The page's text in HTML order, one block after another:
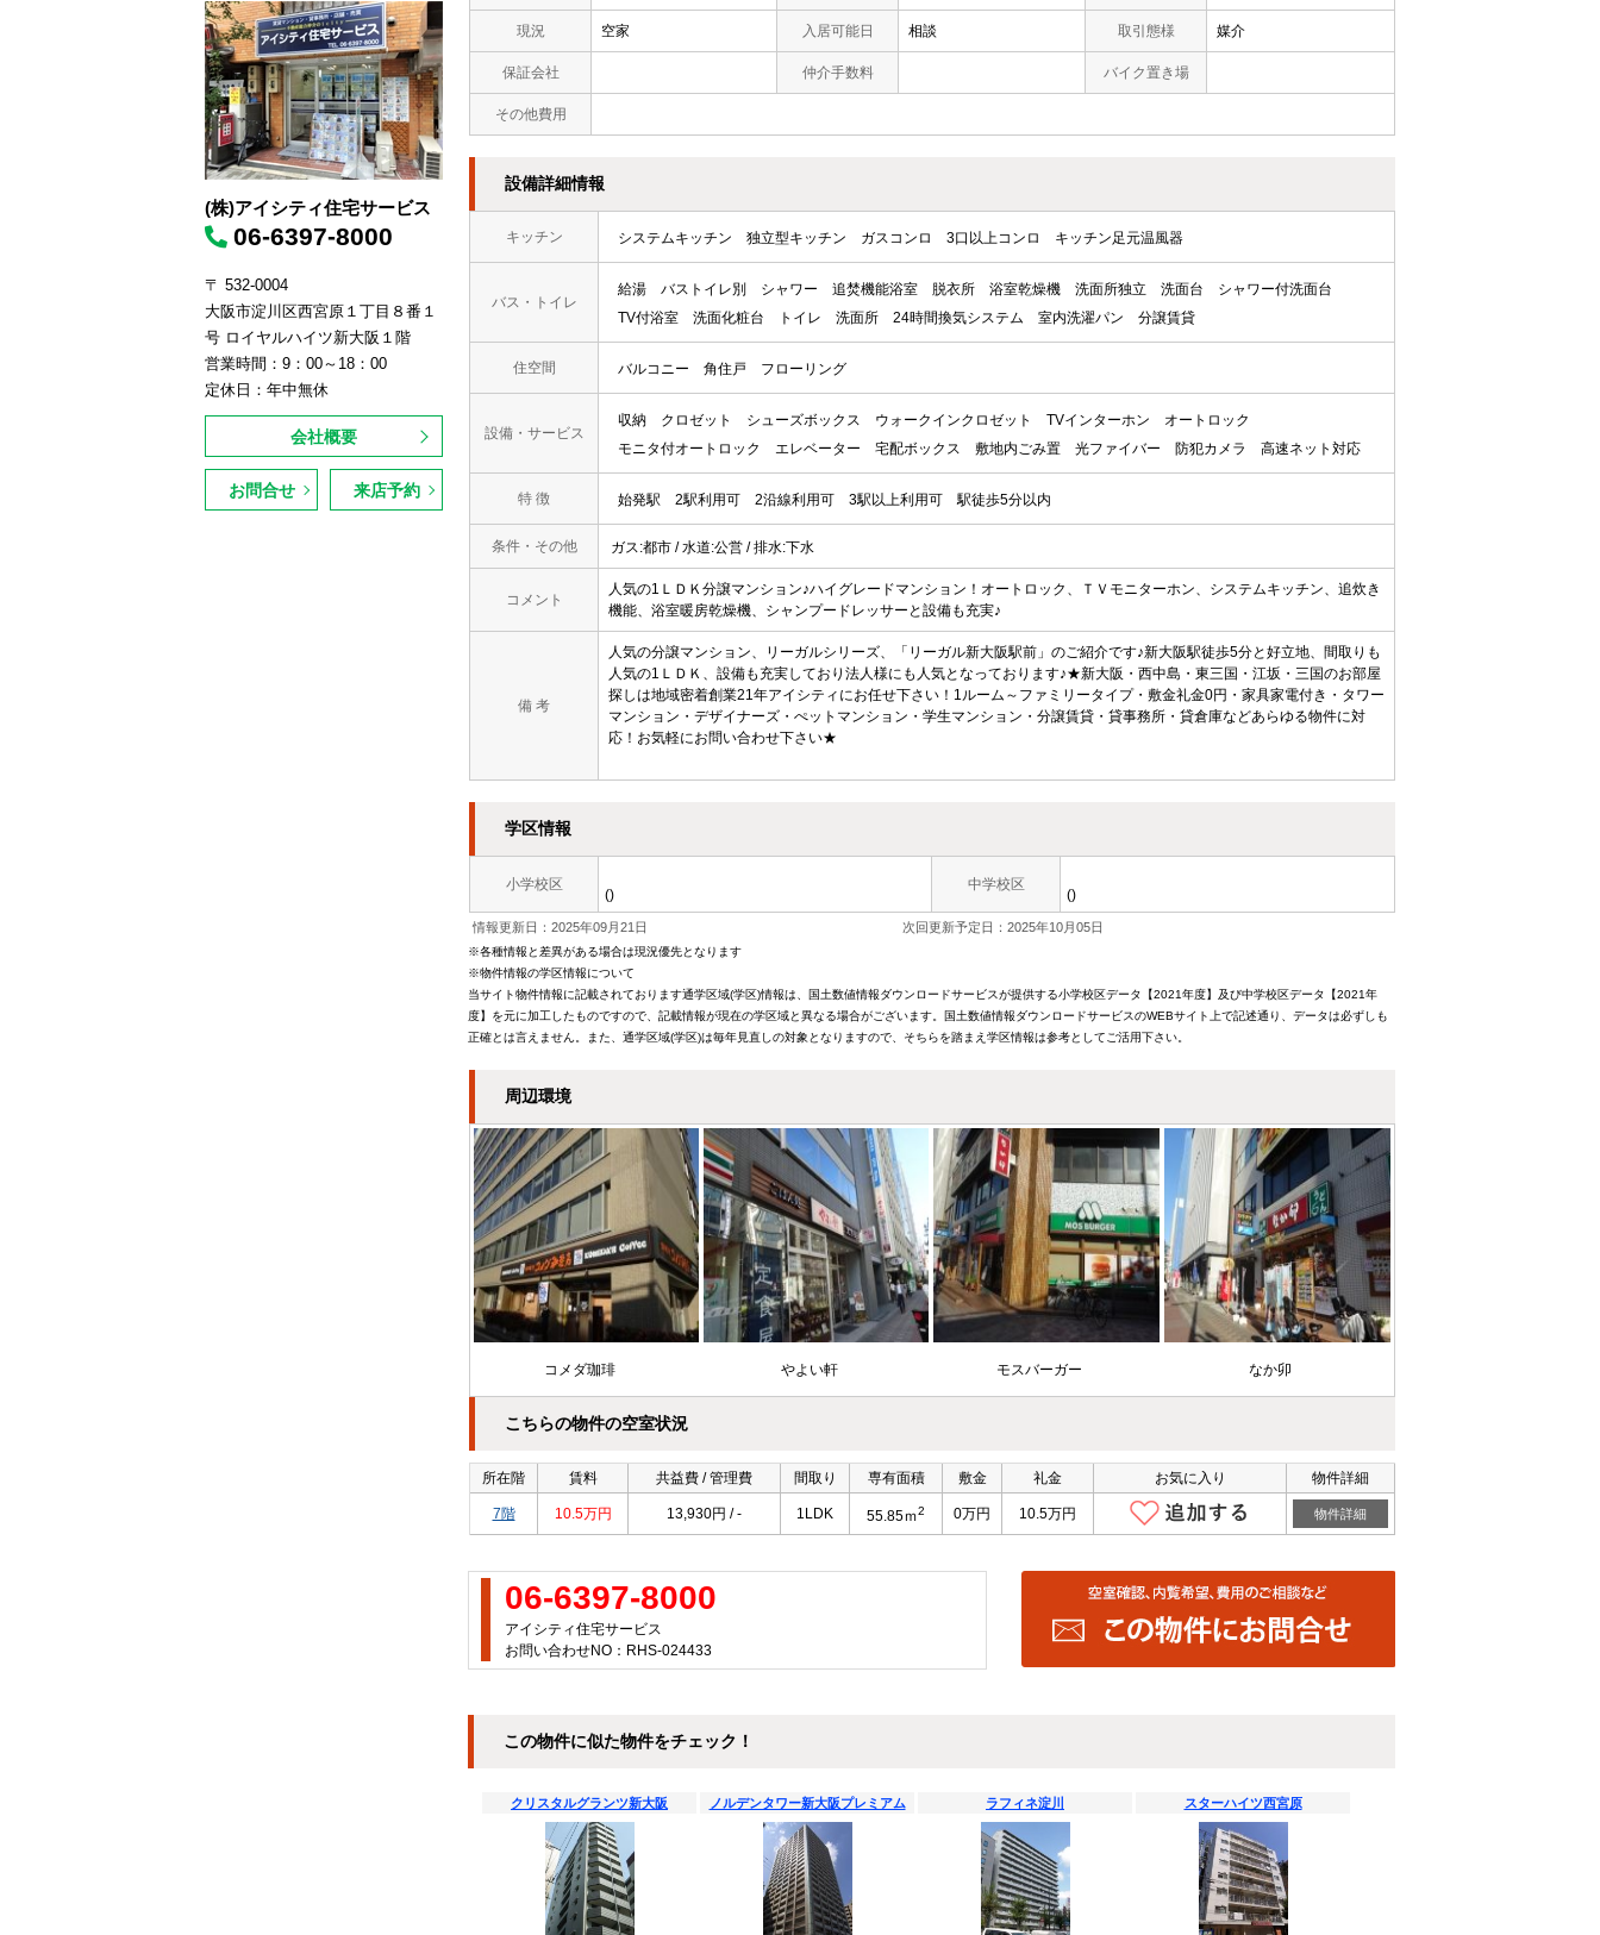
現況 空家 入居可能日 相談 取引態様 媒介
保証会社 仲介手数料 バイク置き場
その他費用
設備詳細情報
キッチン システムキッチン 独立型キッチン ガスコンロ 3口以上コンロ キッチン足元温風器
バス・トイレ
給湯 バストイレ別 シャワー 追焚機能浴室 脱衣所 浴室乾燥機 洗面所独立 洗面台
シャワー付洗面台
TV付浴室
洗面化粧台 トイレ 洗面所 24時間換気システム 室内洗濯パン 分譲賃貸
住空間 バルコニー 角住戸 フローリング
設備・サービス
収納 クロゼット シューズボックス ウォークインクロゼット TVインターホン
オートロック
モニタ付オートロック
エレベーター 宅配ボックス 敷地内ごみ置 光ファイバー 防犯カメラ 高速ネット対応
特 徴 始発駅 2駅利用可 2沿線利用可 3駅以上利用可 駅徒歩5分以内
条件・その他 ガス:都市 / 水道:公営 / 排水:下水
コメント
人気の1ＬＤＫ分譲マンション♪ハイグレードマンション！オートロック、ＴＶモニターホン、システムキッチン、追炊き
機能、浴室暖房乾燥機、シャンプードレッサーと設備も充実♪
備 考
人気の分譲マンション、リーガルシリーズ、「リーガル新大阪駅前」のご紹介です♪新大阪駅徒歩5分と好立地、間取りも
人気の1ＬＤＫ、設備も充実しており法人様にも人気となっております♪★新大阪・西中島・東三国・江坂・三国のお部屋
探しは地域密着創業21年アイシティにお任せ下さい！1ルーム～ファミリータイプ・敷金礼金0円・家具家電付き・タワー
マンション・デザイナーズ・ぺットマンション・学生マンション・分譲賃貸・貸事務所・貸倉庫などあらゆる物件に対
応！お気軽にお問い合わせ下さい★
学区情報
小学校区
()
中学校区
()
情報更新日：2025年09月21日 次回更新予定日：2025年10月05日
※各種情報と差異がある場合は現況優先となります
※物件情報の学区情報について
当サイト物件情報に記載されております通学区域(学区)情報は、国土数値情報ダウンロードサービスが提供する小学校区データ【2021年度】及び中学校区データ【2021年
度】を元に加工したものですので、記載情報が現在の学区域と異なる場合がございます。国土数値情報ダウンロードサービスのWEBサイト上で記述通り、データは必ずしも
正確とは言えません。また、通学区域(学区)は毎年見直しの対象となりますので、そちらを踏まえ学区情報は参考としてご活用下さい。
周辺環境
コメダ珈琲 やよい軒 モスバーガー なか卯
こちらの物件の空室状況
所在階 賃料 共益費 / 管理費 間取り 専有面積 敷金 礼金 お気に入り 物件詳細
7階 10.5万円 13,930円 / - 1LDK 55.85ｍ2 0万円 10.5万円 物件詳細
06-6397-8000
アイシティ住宅サービス
お問い合わせNO：RHS-024433
この物件に似た物件をチェック！
クリスタルグランツ新大阪 ノルデンタワー新大阪プレミアム ラフィネ淀川 スターハイツ西宮原
(株)アイシティ住宅サービス
06-6397-8000
〒 532-0004
大阪市淀川区西宮原１丁目８番１
号 ロイヤルハイツ新大阪１階
営業時間：9：00～18：00
定休日：年中無休
会社概要
お問合せ 来店予約